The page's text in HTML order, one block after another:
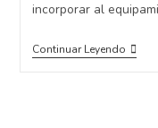
incorporar al
Continuar Leyendo